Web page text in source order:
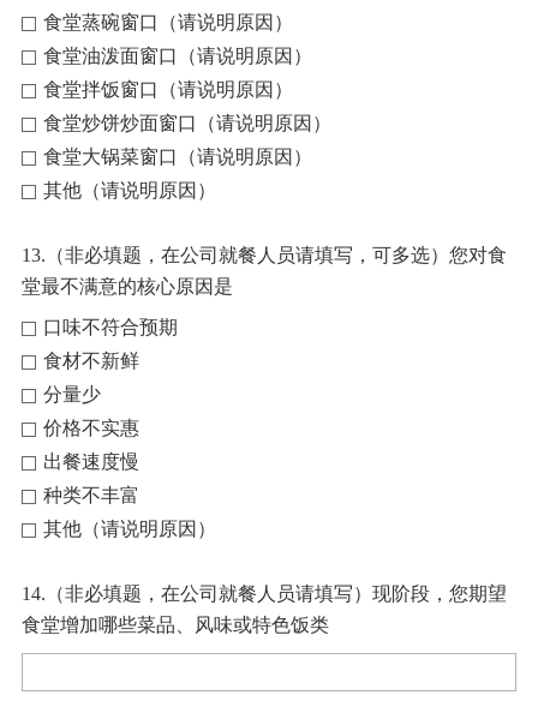
食堂蒸碗窗口（请说明原因）
食堂油泼面窗口（请说明原因）
食堂拌饭窗口（请说明原因）
食堂炒饼炒面窗口（请说明原因）
食堂大锅菜窗口（请说明原因）
其他（请说明原因）
13.（非必填题，在公司就餐人员请填写，可多选）您对食
堂最不满意的核心原因是
口味不符合预期
食材不新鲜
分量少
价格不实惠
出餐速度慢
种类不丰富
其他（请说明原因）
14.（非必填题，在公司就餐人员请填写）现阶段，您期望
食堂增加哪些菜品、风味或特色饭类